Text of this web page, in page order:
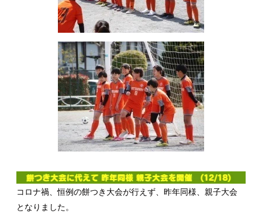
コロナ禍、恒例の餅つき大会が行えず、昨年同様、親子大会
となりました。